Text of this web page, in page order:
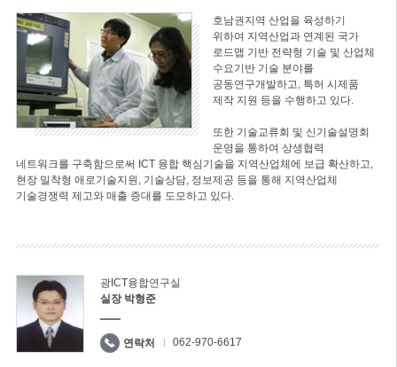
호남권지역 산업을 육성하기
위하여 지역산업과 연계된 국가
로드맵 기반 전략형 기술 및 산업체
수요기반 기술 분야를
공동연구개발하고, 특허 시제품
제작 지원 등을 수행하고 있다.
또한 기술교류회 및 신기술설명회
운영을 통하여 상생협력
네트워크를 구축함으로써 ICT 융합 핵심기술을 지역산업체에 보급 확산하고,
현장 밀착형 애로기술지원, 기술상담, 정보제공 등을 통해 지역산업체
기술경쟁력 제고와 매출 증대를 도모하고 있다.
광ICT융합연구실
실장 박형준
연락처 062-970-6617